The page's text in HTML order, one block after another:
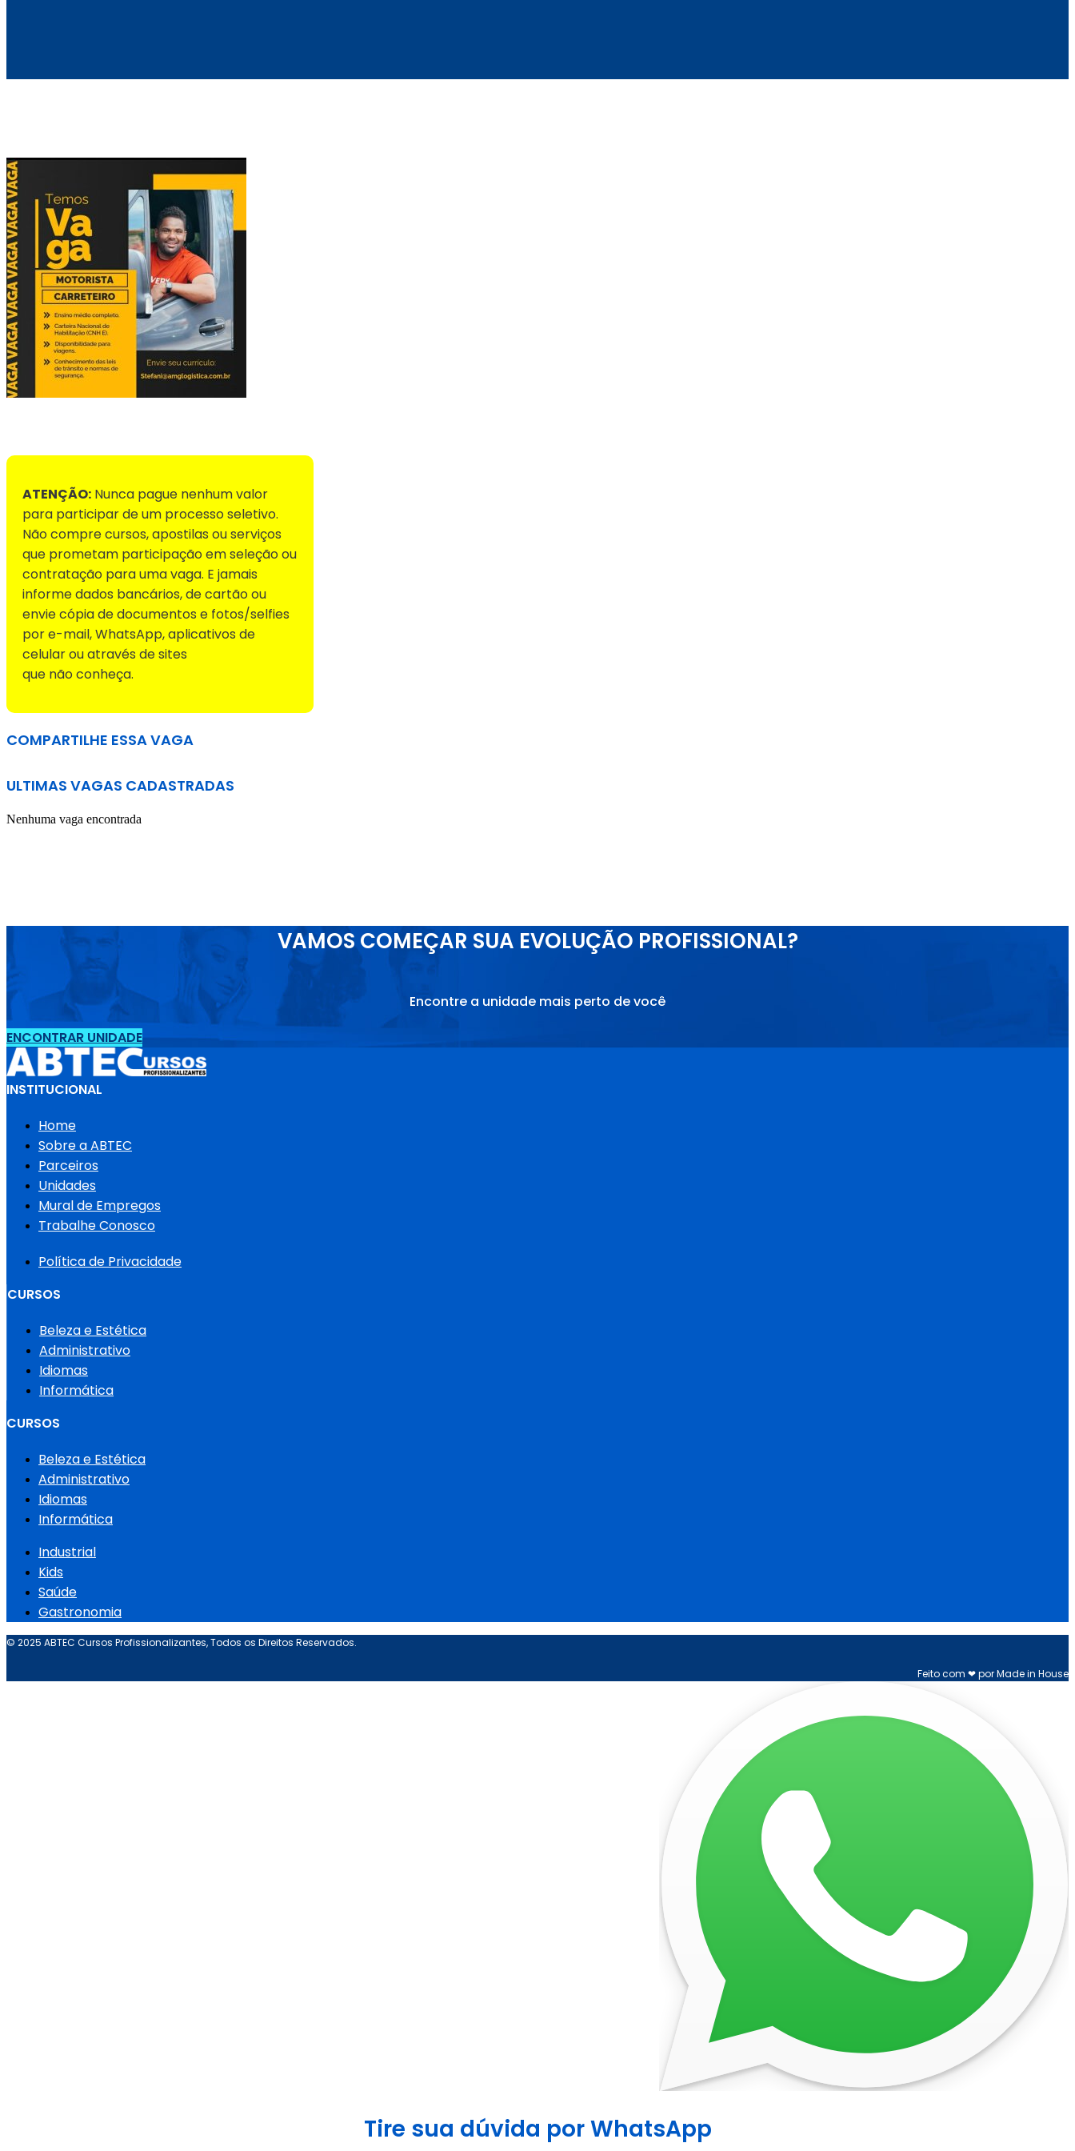
ATENÇÃO: Nunca pague nenhum valor
para participar de um processo seletivo.
Não compre cursos, apostilas ou serviços
que prometam participação em seleção ou
contratação para uma vaga. E jamais
informe dados bancários, de cartão ou
envie cópia de documentos e fotos/selfies
por e-mail, WhatsApp, aplicativos de
celular ou através de sites
que não conheça.
COMPARTILHE ESSA VAGA
ULTIMAS VAGAS CADASTRADAS
Nenhuma vaga encontrada
VAMOS COMEÇAR SUA EVOLUÇÃO PROFISSIONAL?
Encontre a unidade mais perto de você
ENCONTRAR UNIDADE
INSTITUCIONAL
Home
Sobre a ABTEC
Parceiros
Unidades
Mural de Empregos
Trabalhe Conosco
Política de Privacidade
CURSOS
Beleza e Estética
Administrativo
Idiomas
Informática
CURSOS
Beleza e Estética
Administrativo
Idiomas
Informática
Industrial
Kids
Saúde
Gastronomia
© 2025 ABTEC Cursos Profissionalizantes, Todos os Direitos Reservados.
Feito com ❤ por Made in House
Tire sua dúvida por WhatsApp